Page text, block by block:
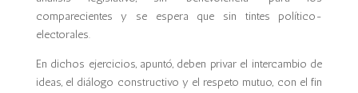
comparecientes y se espera que sin tintes político-
electorales.
En dichos ejercicios, apuntó, deben privar el intercambio de
ideas, el diálogo constructivo y el respeto mutuo, con el fin